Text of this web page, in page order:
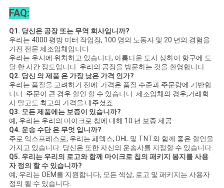
FAQ:
Q1. 당신은 공장 또는 무역 회사입니까?
우리는 4000 평방 미터 작업장, 100 명의 노동자 및 20 년의 경험을
가진 전문 제조업체입니다.
우리는 우시에 위치하고 있습니다, 아름다운 도시 상하이 항구에 도
달 한 시간 정도입니다. 우리의 공장을 방문하는 것을 환영합니다.
Q2. 당신 의 제품 은 가장 낮은 가격 인가?
우리는 품질을 고려하기 전에. 가격은 품질 수준과 주문량에 기반합
니다. 주문이 큰 경우 할인 할 수 있습니다. 제조업체의 경우,거래회
사 말고도 최고의 가격을 내주셨죠.
Q3. 모든 제품에는 보증이 있습니까?
예, 우리는 우리의 마이크로 칩에 대해 10 년 보증 제공
Q4. 운송 수단 은 무엇 입니까?
주로 익스프레스로, 우리는 페덱스, DHL 및 TNT와 함께 좋은 할인을
가지고 있습니다. 당신은 또한 자신의 운송사를 지정할 수 있습니다.
Q5. 우리는 우리의 로고와 함께 마이크로 칩의 패키지 봉지를 사용
자 정의 할 수 있습니까?
예, 우리는 OEM를 지원합니다, 모든 색상, 로고 및 패키지는 사용자
정의 될 수 있습니다.